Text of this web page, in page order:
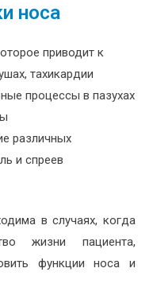
носа
приводит к
тахикардии
процессы в пазухах
различных
и спреев
в случаях, когда
жизни пациента,
функции носа и